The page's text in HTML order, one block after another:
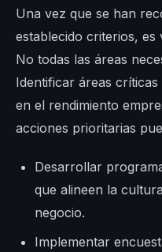
Una vez que se han
establecido criterios,
No todas las áreas
Identificar áreas
en el rendimiento
acciones prioritarias
Desarrollar
que alineen la
negocio.
Implementar